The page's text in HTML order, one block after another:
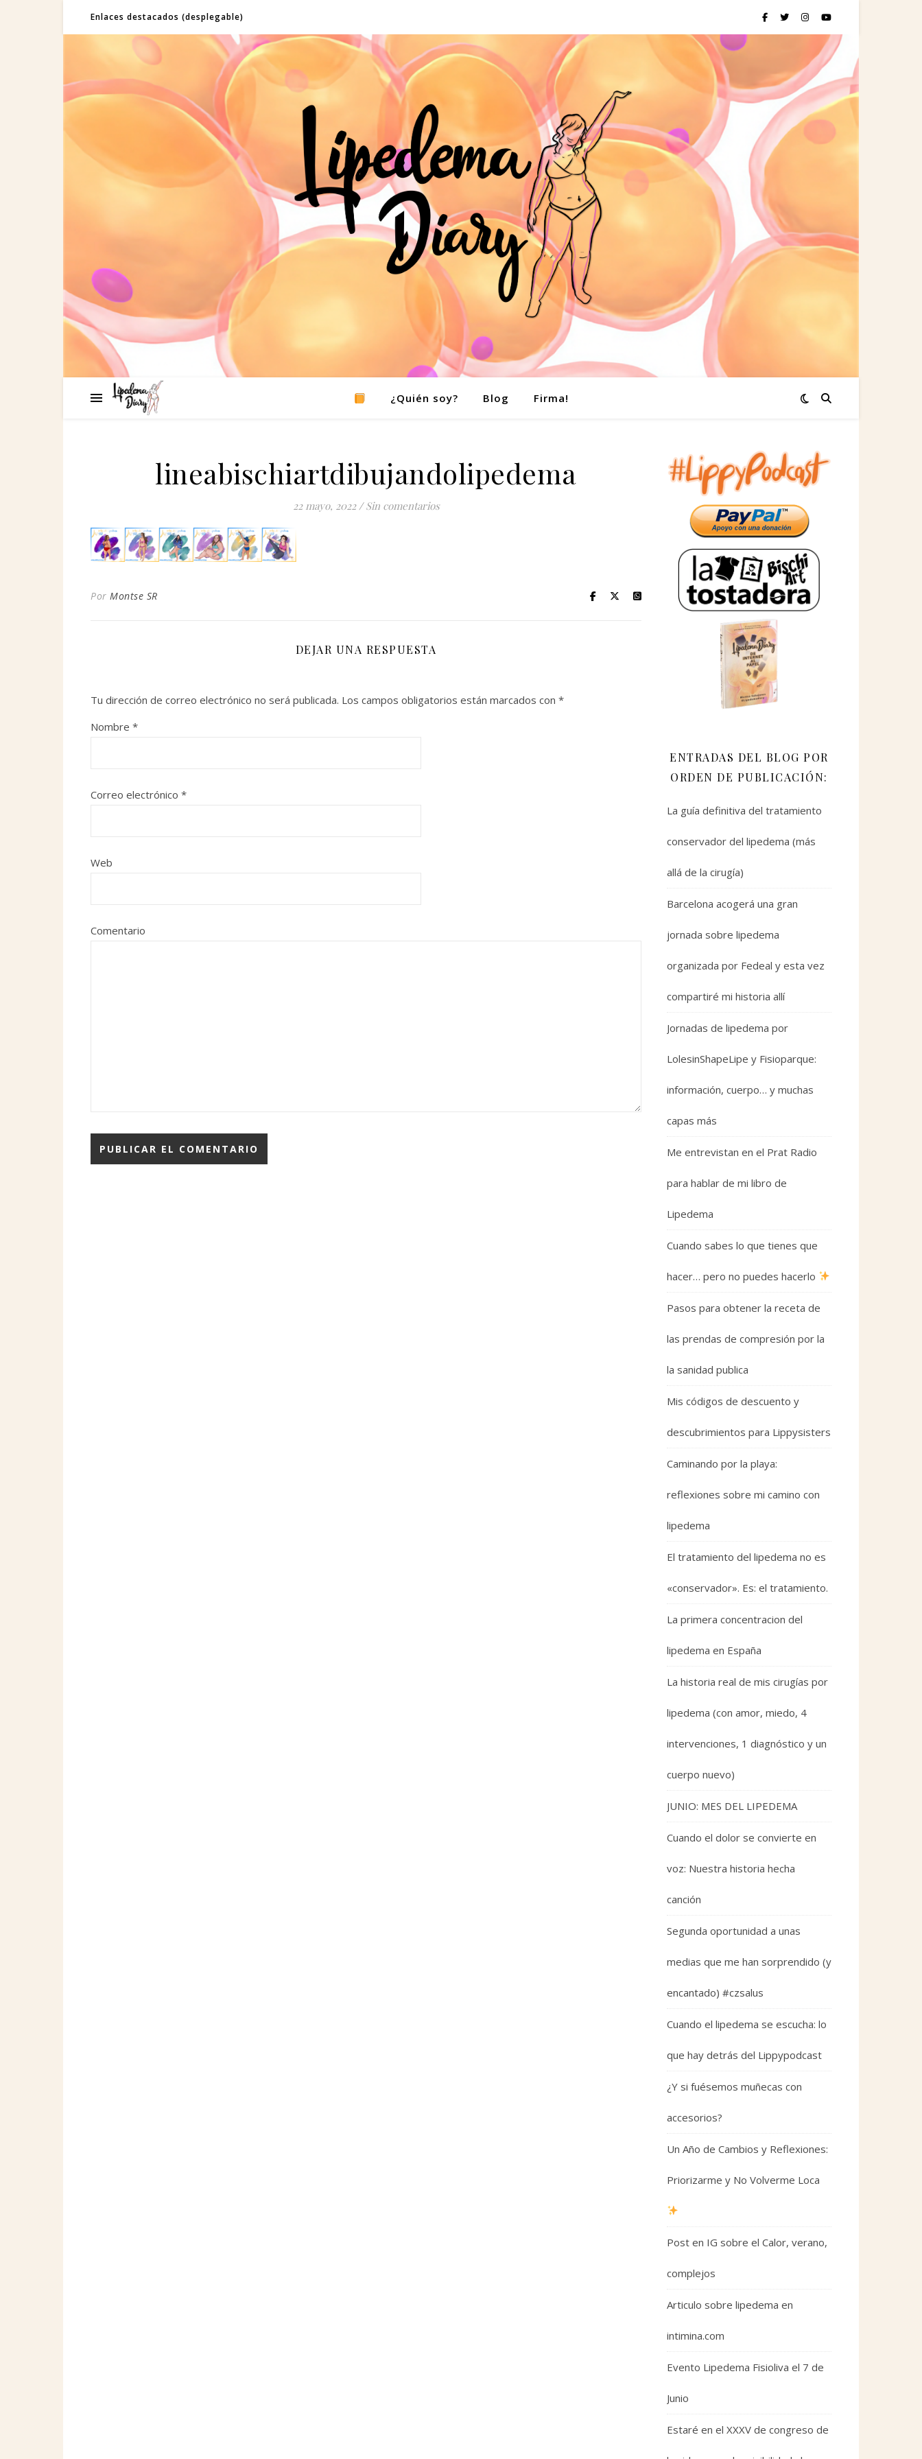
Enlaces destacados (desplegable)
¿Quién soy? Blog Firma!
lineabischiartdibujandolipedema
22 mayo, 2022 / Sin comentarios
Por Montse SR
DEJAR UNA RESPUESTA
Tu dirección de correo electrónico no será publicada. Los campos obligatorios están marcados con *
Nombre *
Correo electrónico *
Web
Comentario
ENTRADAS DEL BLOG POR
ORDEN DE PUBLICACIÓN:
La guía definitiva del tratamiento
conservador del lipedema (más
allá de la cirugía)
Barcelona acogerá una gran
jornada sobre lipedema
organizada por Fedeal y esta vez
compartiré mi historia allí
Jornadas de lipedema por
LolesinShapeLipe y Fisioparque:
información, cuerpo… y muchas
capas más
Me entrevistan en el Prat Radio
para hablar de mi libro de
Lipedema
Cuando sabes lo que tienes que
hacer… pero no puedes hacerlo
Pasos para obtener la receta de
las prendas de compresión por la
la sanidad publica
Mis códigos de descuento y
descubrimientos para Lippysisters
Caminando por la playa:
reflexiones sobre mi camino con
lipedema
El tratamiento del lipedema no es
«conservador». Es: el tratamiento.
La primera concentracion del
lipedema en España
La historia real de mis cirugías por
lipedema (con amor, miedo, 4
intervenciones, 1 diagnóstico y un
cuerpo nuevo)
JUNIO: MES DEL LIPEDEMA
Cuando el dolor se convierte en
voz: Nuestra historia hecha
canción
Segunda oportunidad a unas
medias que me han sorprendido (y
encantado) #czsalus
Cuando el lipedema se escucha: lo
que hay detrás del Lippypodcast
¿Y si fuésemos muñecas con
accesorios?
Un Año de Cambios y Reflexiones:
Priorizarme y No Volverme Loca
Post en IG sobre el Calor, verano,
complejos
Articulo sobre lipedema en
intimina.com
Evento Lipedema Fisioliva el 7 de
Junio
Estaré en el XXXV de congreso de